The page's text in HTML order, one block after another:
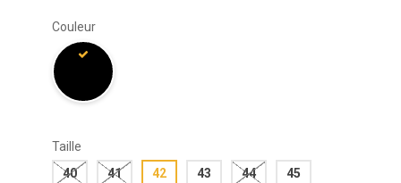
Couleur
Taille
40
41 42 43 44 45